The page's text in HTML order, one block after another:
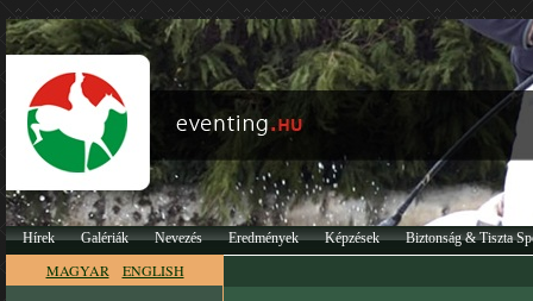
Hírek Galériák Nevezés Eredmények Képzések Biztonság & Tiszta
MAGYAR ENGLISH